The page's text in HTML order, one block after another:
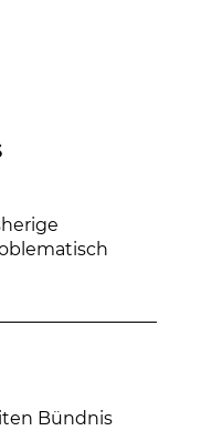
Bündnis